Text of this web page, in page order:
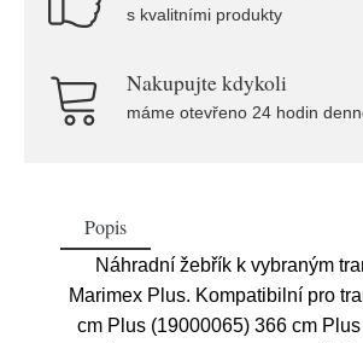
s kvalitními produkty
Nakupujte kdykoli
máme otevřeno 24 hodin
Popis
Náhradní žebřík k vybraným
Marimex Plus. Kompatibilní pro
cm Plus (19000065) 366 cm